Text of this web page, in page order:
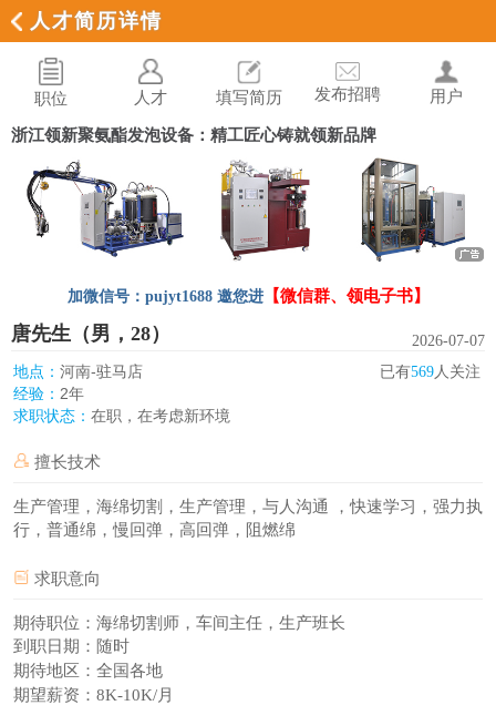
人才简历详情
职位 人才 填写简历 发布招聘 用户
浙江领新聚氨酯发泡设备：精工匠心铸就领新品牌
加微信号：pujyt1688 邀您进【微信群、领电子书】
唐先生（男，28）
2026-07-07
地点： 河南-驻马店 已有569 人关注
经验： 2年
求职状态： 在职，在考虑新环境
擅长技术
生产管理，海绵切割，生产管理，与人沟通 ，快速学习，强力执
行，普通绵，慢回弹，高回弹，阻燃绵
求职意向
期待职位：海绵切割师，车间主任，生产班长
到职日期：随时
期待地区：全国各地
期望薪资：8K-10K/月